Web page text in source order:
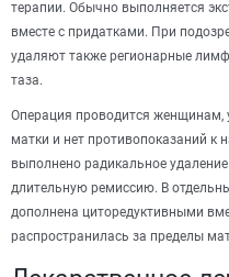
терапии. Обычно выполняется
вместе с придатками. При
удаляют также регионарные
таза.
Операция проводится женщинам,
матки и нет противопоказаний к
выполнено радикальное
длительную ремиссию. В
дополнена циторедуктивными
распространилась за пределы